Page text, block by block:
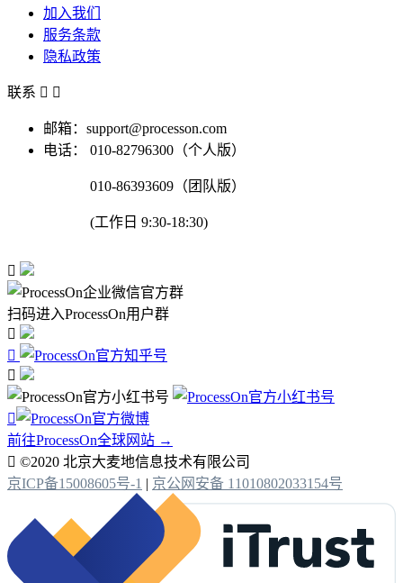
加入我们
服务条款
隐私政策
联系  
邮箱：support@processon.com
电话：
010-82796300（个人版）
010-86393609（团队版）
(工作日 9:30-18:30)

扫码进入ProcessOn用户群




前往ProcessOn全球网站 →
 ©2020 北京大麦地信息技术有限公司
京ICP备15008605号-1 | 京公网安备 11010802033154号